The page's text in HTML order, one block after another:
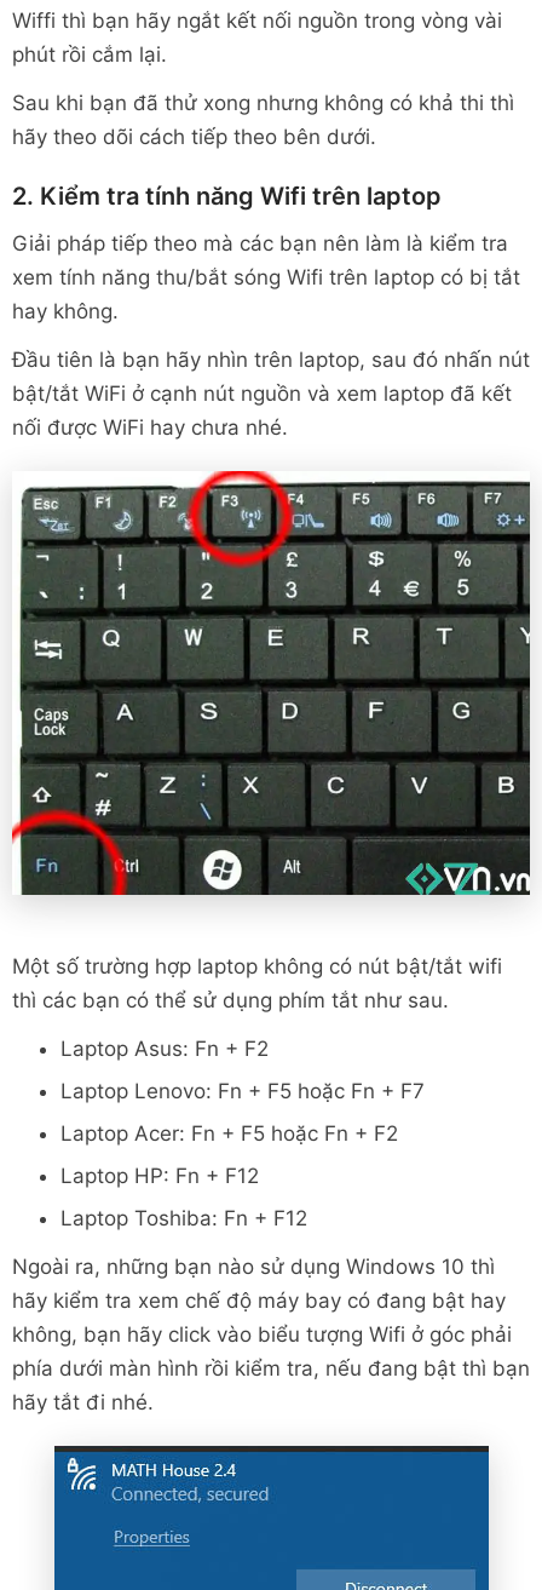
Wiffi thì bạn hãy ngắt kết nối nguồn trong vòng vài
phút rồi cắm lại.
Sau khi bạn đã thử xong nhưng không có khả thi thì
hãy theo dõi cách tiếp theo bên dưới.
2. Kiểm tra tính năng Wifi trên laptop
Giải pháp tiếp theo mà các bạn nên làm là kiểm tra
xem tính năng thu/bắt sóng Wifi trên laptop có bị tắt
hay không.
Đầu tiên là bạn hãy nhìn trên laptop, sau đó nhấn nút
bật/tắt WiFi ở cạnh nút nguồn và xem laptop đã kết
nối được WiFi hay chưa nhé.
Một số trường hợp laptop không có nút bật/tắt wifi
thì các bạn có thể sử dụng phím tắt như sau.
Laptop Asus: Fn + F2
Laptop Lenovo: Fn + F5 hoặc Fn + F7
Laptop Acer: Fn + F5 hoặc Fn + F2
Laptop HP: Fn + F12
Laptop Toshiba: Fn + F12
Ngoài ra, những bạn nào sử dụng Windows 10 thì
hãy kiểm tra xem chế độ máy bay có đang bật hay
không, bạn hãy click vào biểu tượng Wifi ở góc phải
phía dưới màn hình rồi kiểm tra, nếu đang bật thì bạn
hãy tắt đi nhé.